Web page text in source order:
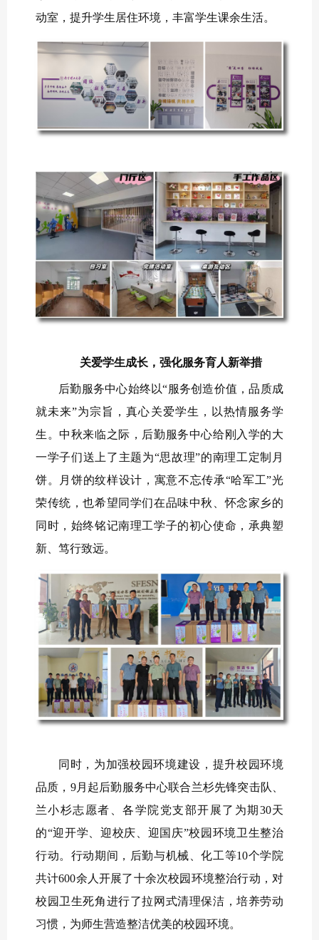
动室，提升学生居住环境，丰富学生课余生活。
关爱学生成长，强化服务育人新举措
后勤服务中心始终以“服务创造价值，品质成
就未来”为宗旨，真心关爱学生，以热情服务学
生。中秋来临之际，后勤服务中心给刚入学的大
一学子们送上了主题为“思故理”的南理工定制月
饼。月饼的纹样设计，寓意不忘传承“哈军工”光
荣传统，也希望同学们在品味中秋、怀念家乡的
同时，始终铭记南理工学子的初心使命，承典塑
新、笃行致远。
同时，为加强校园环境建设，提升校园环境
品质，9月起后勤服务中心联合兰杉先锋突击队、
兰小杉志愿者、各学院党支部开展了为期30天
的“迎开学、迎校庆、迎国庆”校园环境卫生整治
行动。行动期间，后勤与机械、化工等10个学院
共计600余人开展了十余次校园环境整治行动，对
校园卫生死角进行了拉网式清理保洁，培养劳动
习惯，为师生营造整洁优美的校园环境。